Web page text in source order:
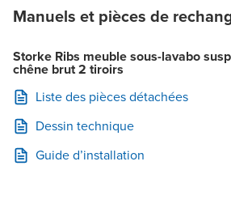
Manuels et pièces de
Storke Ribs meuble sous-lavabo
chêne brut 2 tiroirs
Liste des pièces détachées
Dessin technique
Guide d’installation